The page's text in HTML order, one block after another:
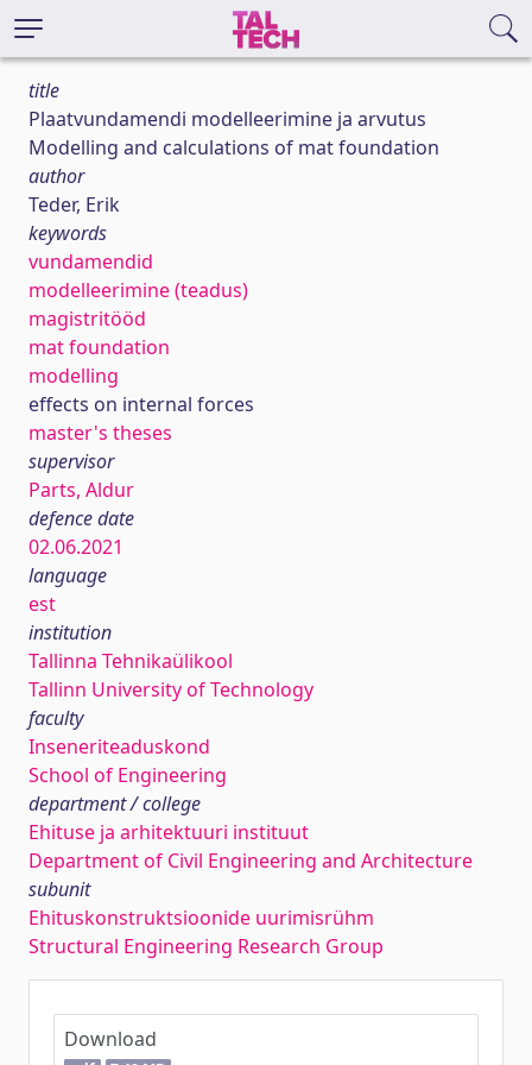
title
Plaatvundamendi modelleerimine ja arvutus
Modelling and calculations of mat foundation
author
Teder, Erik
keywords
vundamendid
modelleerimine (teadus)
magistritööd
mat foundation
modelling
effects on internal forces
master's theses
supervisor
Parts, Aldur
defence date
02.06.2021
language
est
institution
Tallinna Tehnikaülikool
Tallinn University of Technology
faculty
Inseneriteaduskond
School of Engineering
department / college
Ehituse ja arhitektuuri instituut
Department of Civil Engineering and Architecture
subunit
Ehituskonstruktsioonide uurimisrühm
Structural Engineering Research Group
Download